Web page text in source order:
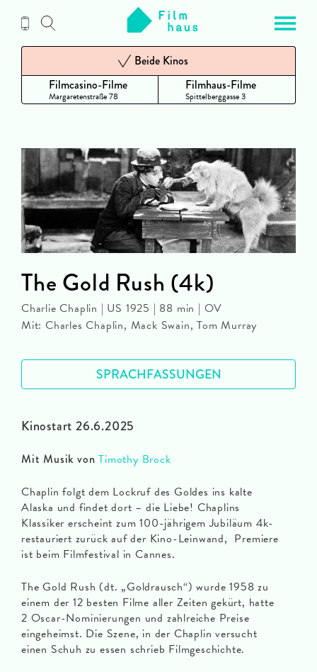
Inhalt
Filmcasino-Filme
Margaretenstraße 78
Beide Kinos
Filmhaus-Filme
Spittelberggasse 3
Kinostart 26.6.2025
Mit Musik vonTimothy Brock
Chaplin folgt dem Lockruf des Goldes ins kalte
Alaska und findet dort – die Liebe! Chaplins
Klassiker erscheint zum 100-jährigem Jubiläum 4k-
restauriert zurück auf der Kino-Leinwand, Premiere
ist beim Filmfestival in Cannes.
The Gold Rush (dt. „Goldrausch“) wurde 1958 zu
einem der 12 besten Filme aller Zeiten gekürt, hatte
2 Oscar-Nominierungen und zahlreiche Preise
eingeheimst. Die Szene, in der Chaplin versucht
einen Schuh zu essen schrieb Filmgeschichte.
The Gold Rush (4k)
Charlie Chaplin | US 1925 | 88 min | OV
Mit: Charles Chaplin, Mack Swain, Tom Murray
SPRACHFASSUNGEN